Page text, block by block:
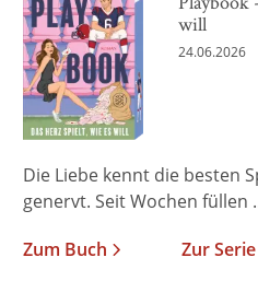
will
24.06.2026
Die Liebe kennt die besten
genervt. Seit Wochen füllen
Zum Buch
Zur Serie